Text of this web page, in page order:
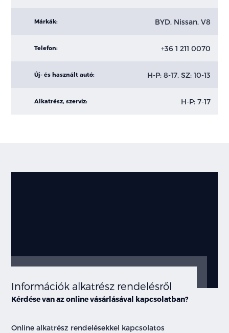
Márkák: BYD, Nissan, V8
Telefon: +36 1 211 0070
Új- és használt autó: H-P: 8-17, SZ: 10-13
Alkatrész, szerviz: H-P: 7-17
Információk alkatrész rendelésről
Kérdése van az online vásárlásával kapcsolatban?
Online alkatrész rendelésekkel kapcsolatos